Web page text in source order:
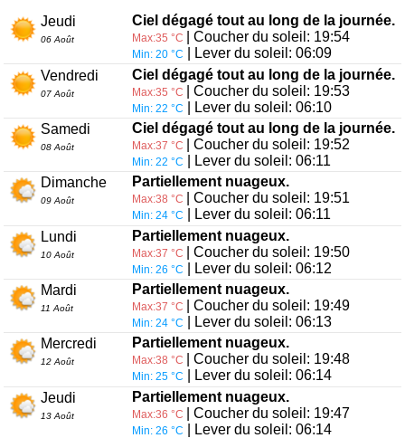
Jeudi
06 Août
Ciel dégagé tout au long de la journée.
Max:35 °C | Coucher du soleil: 19:54
Min: 20 °C
| Lever du soleil: 06:09
Vendredi
07 Août
Ciel dégagé tout au long de la journée.
Max:35 °C | Coucher du soleil: 19:53
Min: 22 °C
| Lever du soleil: 06:10
Samedi
08 Août
Ciel dégagé tout au long de la journée.
Max:37 °C | Coucher du soleil: 19:52
Min: 22 °C
| Lever du soleil: 06:11
Dimanche
09 Août
Partiellement nuageux.
Max:38 °C | Coucher du soleil: 19:51
Min: 24 °C
| Lever du soleil: 06:11
Lundi
10 Août
Partiellement nuageux.
Max:37 °C | Coucher du soleil: 19:50
Min: 26 °C
| Lever du soleil: 06:12
Mardi
11 Août
Partiellement nuageux.
Max:37 °C | Coucher du soleil: 19:49
Min: 24 °C
| Lever du soleil: 06:13
Mercredi
12 Août
Partiellement nuageux.
Max:38 °C | Coucher du soleil: 19:48
Min: 25 °C
| Lever du soleil: 06:14
Jeudi
13 Août
Partiellement nuageux.
Max:36 °C | Coucher du soleil: 19:47
Min: 26 °C
| Lever du soleil: 06:14